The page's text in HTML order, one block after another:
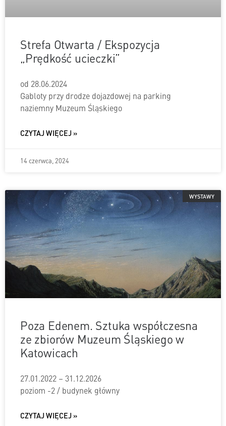
Strefa Otwarta / Ekspozycja
„Prędkość ucieczki”
od 28.06.2024
Gabloty przy drodze dojazdowej na parking
naziemny Muzeum Śląskiego
CZYTAJ WIĘCEJ »
14 czerwca, 2024
WYSTAWY
Poza Edenem. Sztuka współczesna
ze zbiorów Muzeum Śląskiego w
Katowicach
27.01.2022 – 31.12.2026
poziom -2 / budynek główny
CZYTAJ WIĘCEJ »